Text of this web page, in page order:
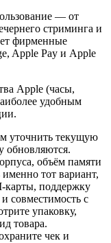
— от
стриминга и
фирменные
Apple Pay и Apple
Apple (часы,
удобным
уточнить текущую
обновляются.
объём памяти
тот вариант,
карты, поддержку
совместимость с
упаковку,
товара.
чек и